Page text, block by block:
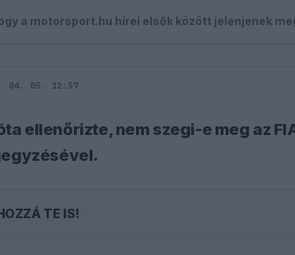
a motorsport.hu hírei elsők között jelenjenek
04. 05. 12:57
ellenőrizte, nem szegi-e meg az
TE IS!